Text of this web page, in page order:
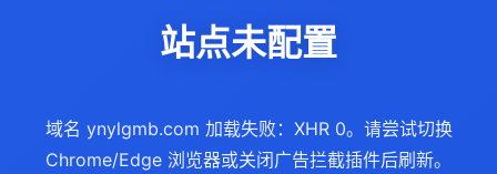
站点未配置
域名 ynylgmb.com 加载失败：XHR 0。请尝试切换
Chrome/Edge 浏览器或关闭广告拦截插件后刷新。